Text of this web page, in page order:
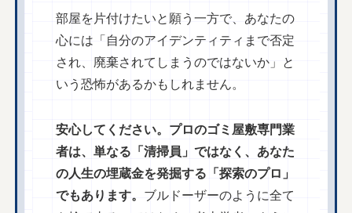
部屋を片付けたいと願う一方で、あなたの
心には「自分のアイデンティティまで否定
され、廃棄されてしまうのではないか」と
いう恐怖があるかもしれません。
安心してください。プロのゴミ屋敷専門業
者は、単なる「清掃員」ではなく、あなた
の人生の埋蔵金を発掘する「探索のプロ」
でもあります。 ブルドーザーのように全て